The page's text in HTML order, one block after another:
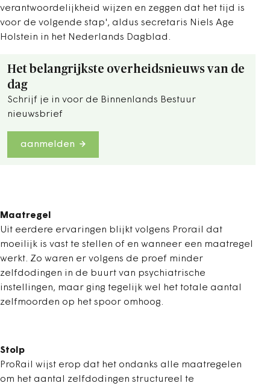
verantwoordelijkheid wijzen en zeggen dat het tijd is
voor de volgende stap', aldus secretaris Niels Age
Holstein in het Nederlands Dagblad.
Het belangrijkste overheidsnieuws van de
dag
Schrijf je in voor de Binnenlands Bestuur
nieuwsbrief
aanmelden
Maatregel
Uit eerdere ervaringen blijkt volgens Prorail dat
moeilijk is vast te stellen of en wanneer een maatregel
werkt. Zo waren er volgens de proef minder
zelfdodingen in de buurt van psychiatrische
instellingen, maar ging tegelijk wel het totale aantal
zelfmoorden op het spoor omhoog.
Stolp
ProRail wijst erop dat het ondanks alle maatregelen
om het aantal zelfdodingen structureel te